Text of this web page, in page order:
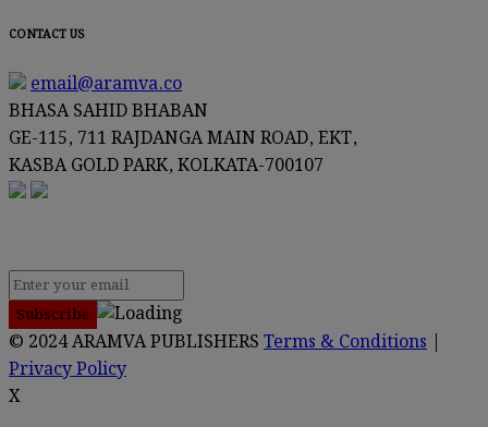
CONTACT US
email@aramva.co
BHASA SAHID BHABAN
GE-115, 711 RAJDANGA MAIN ROAD, EKT,
KASBA GOLD PARK, KOLKATA-700107
© 2024 ARAMVA PUBLISHERS Terms & Conditions |
Privacy Policy
X